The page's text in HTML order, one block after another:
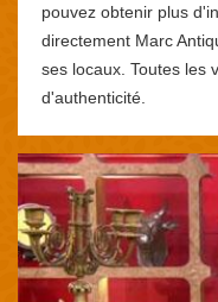
pouvez obtenir plus
directement Marc
ses locaux. Toutes les
d'authenticité.